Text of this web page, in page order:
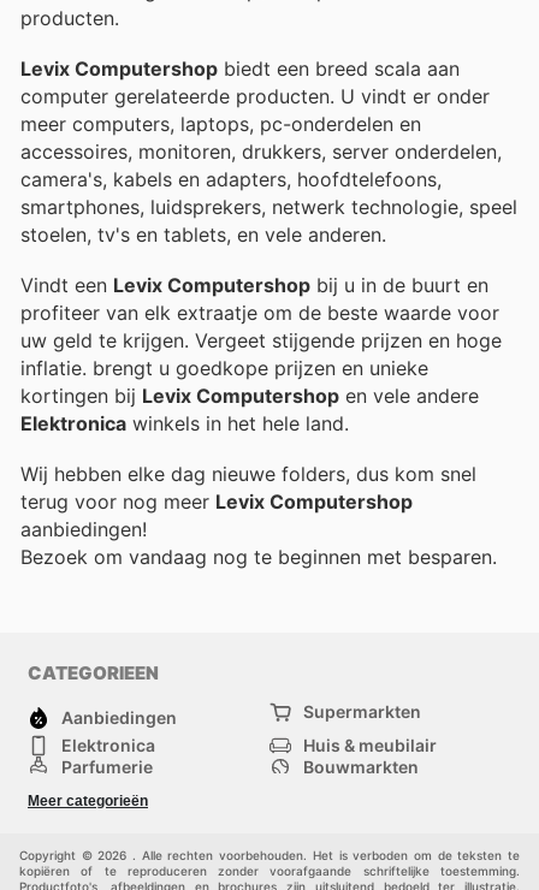
producten.
Levix Computershop biedt een breed scala aan
computer gerelateerde producten. U vindt er onder
meer computers, laptops, pc-onderdelen en
accessoires, monitoren, drukkers, server onderdelen,
camera's, kabels en adapters, hoofdtelefoons,
smartphones, luidsprekers, netwerk technologie, speel
stoelen, tv's en tablets, en vele anderen.
Vindt een Levix Computershop bij u in de buurt en
profiteer van elk extraatje om de beste waarde voor
uw geld te krijgen. Vergeet stijgende prijzen en hoge
inflatie. brengt u goedkope prijzen en unieke
kortingen bij Levix Computershop en vele andere
Elektronica winkels in het hele land.
Wij hebben elke dag nieuwe folders, dus kom snel
terug voor nog meer Levix Computershop
aanbiedingen!
Bezoek om vandaag nog te beginnen met besparen.
CATEGORIEEN
Aanbiedingen
Supermarkten
Elektronica
Huis & meubilair
Parfumerie
Bouwmarkten
Kinderen
Meer categorieën
Copyright © 2026 . Alle rechten voorbehouden. Het is verboden om de teksten te
kopiëren of te reproduceren zonder voorafgaande schriftelijke toestemming.
Productfoto's, afbeeldingen en brochures zijn uitsluitend bedoeld ter illustratie.